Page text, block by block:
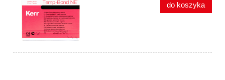
do koszyka